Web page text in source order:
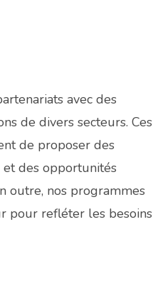
avec des
de divers secteurs. Ces
de proposer des
des opportunités
outre, nos programmes
pour refléter les besoins